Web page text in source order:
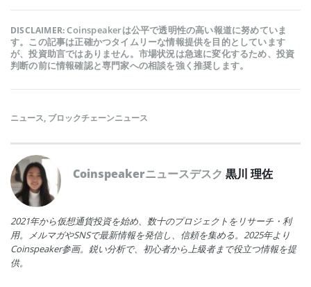
DISCLAIMER:Coinspeakerは公平で透明性の高い報道に努めていま
す。この記事は正確かつタイムリーな情報提供を目的としています
が、投資助言ではありません。市場状況は急速に変化するため、投資
判断の前に情報確認と専門家への相談を強く推奨します。
ニュース, ブロックチェーンニュース
Coinspeakerニュースデスク 黒川 理佐
2021年から仮想通貨投資を始め、数十のプロジェクトをリサーチ・利
用。メルマガやSNSで最新情報を発信し、信頼を集める。2025年より
Coinspeaker参画。鋭い分析で、初心者から上級者まで役立つ情報を提
供。